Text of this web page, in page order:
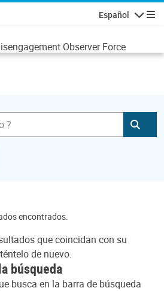
Español
Observer Force
encontrados.
que coincidan con su
de nuevo.
búsqueda
busca en la barra de búsqueda